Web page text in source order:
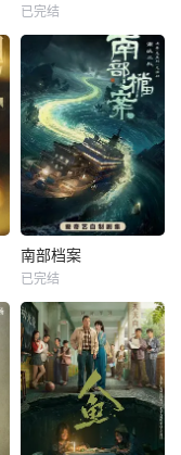
已完结
南部档案
已完结